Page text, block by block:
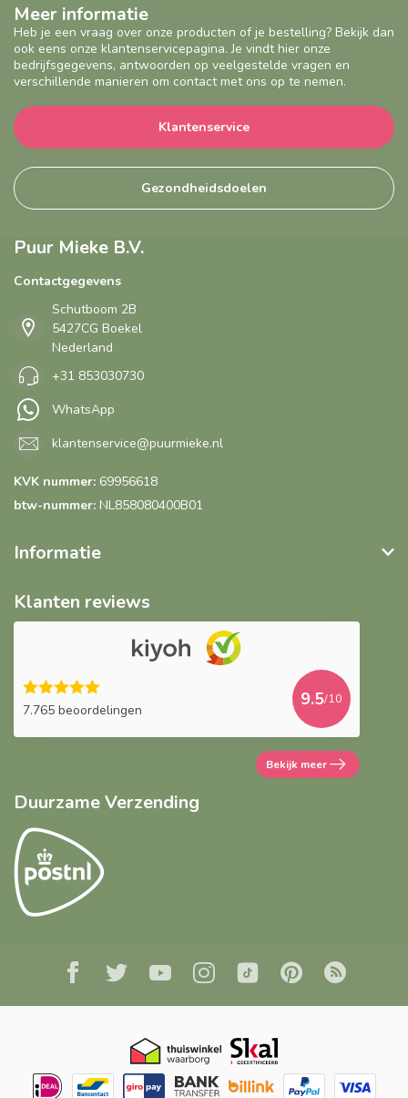
Meer informatie
Heb je een vraag over onze producten of je bestelling? Bekijk dan
ook eens onze klantenservicepagina. Je vindt hier onze
bedrijfsgegevens, antwoorden op veelgestelde vragen en
verschillende manieren om contact met ons op te nemen.
Klantenservice
Gezondheidsdoelen
Puur Mieke B.V.
Contactgegevens
Schutboom 2B
5427CG Boekel
Nederland
+31 853030730
WhatsApp
klantenservice@puurmieke.nl
KVK nummer: 69956618
btw-nummer: NL858080400B01
Informatie
Klanten reviews
7.765 beoordelingen
9.5/10
Bekijk meer
Duurzame Verzending